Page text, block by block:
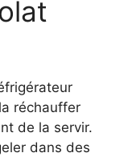
réchauffer
de la servir.
dans des